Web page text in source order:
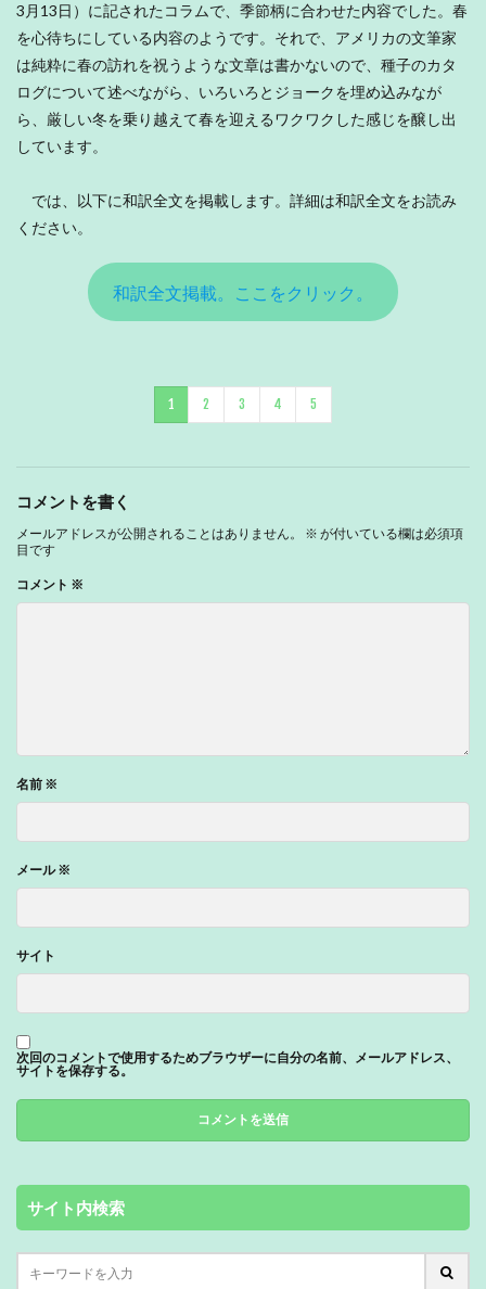
3月13日）に記されたコラムで、季節柄に合わせた内容でした。春
を心待ちにしている内容のようです。それで、アメリカの文筆家
は純粋に春の訪れを祝うような文章は書かないので、種子のカタ
ログについて述べながら、いろいろとジョークを埋め込みなが
ら、厳しい冬を乗り越えて春を迎えるワクワクした感じを醸し出
しています。
では、以下に和訳全文を掲載します。詳細は和訳全文をお読み
ください。
和訳全文掲載。ここをクリック。
1 2 3 4 5
コメントを書く
メールアドレスが公開されることはありません。 ※ が付いている欄は必須項
目です
コメント ※
名前 ※
メール※
サイト
次回のコメントで使用するためブラウザーに自分の名前、メールアドレス、
サイトを保存する。
サイト内検索